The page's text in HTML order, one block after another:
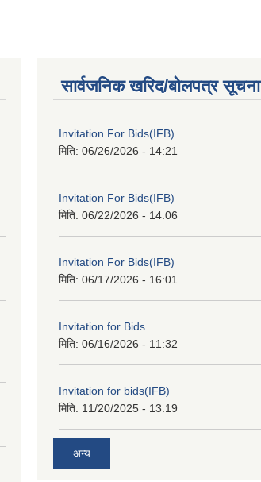
सार्वजनिक खरिद/बोलपत्र सूचना
Invitation For Bids(IFB)
मिति: 06/26/2026 - 14:21
Invitation For Bids(IFB)
मिति: 06/22/2026 - 14:06
Invitation For Bids(IFB)
मिति: 06/17/2026 - 16:01
Invitation for Bids
मिति: 06/16/2026 - 11:32
Invitation for bids(IFB)
मिति: 11/20/2025 - 13:19
अन्य